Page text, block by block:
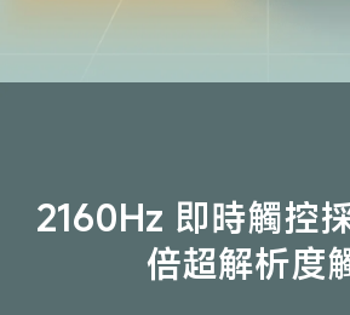
2160Hz 即時觸控
倍超解析度